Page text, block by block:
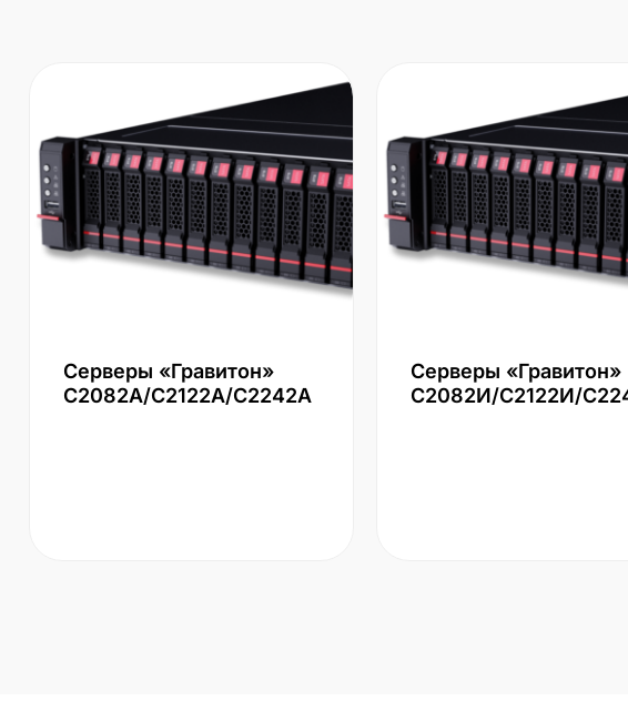
Серверы «Гравитон»
С2082А/С2122А/С2242А
Серверы «Гравитон»
С2082И/С2122И/